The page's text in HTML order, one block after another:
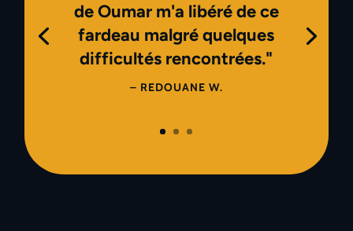
de Oumar m'a libéré de ce
fardeau malgré quelques
difficultés rencontrées."
– REDOUANE W.